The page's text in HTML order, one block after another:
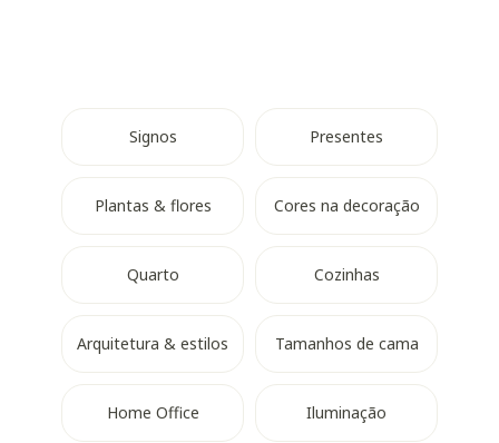
Signos Presentes
Plantas & flores Cores na decoração
Quarto Cozinhas
Arquitetura & estilos Tamanhos de cama
Home Office Iluminação